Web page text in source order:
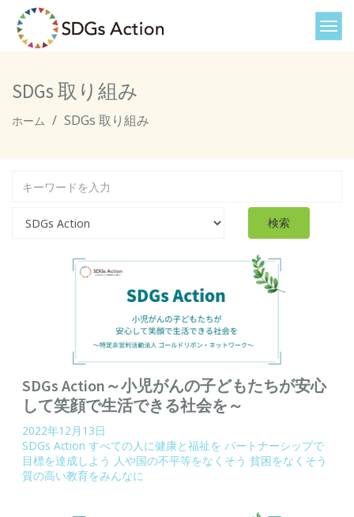
SDGs 取り組み
ホーム SDGs 取り組み
検索
SDGs Action～小児がんの子どもたちが安心
して笑顔で生活できる社会を～
2022年12月13日
SDGs Action すべての人に健康と福祉を パートナーシップで
目標を達成しよう 人や国の不平等をなくそう 貧困をなくそう
質の高い教育をみんなに